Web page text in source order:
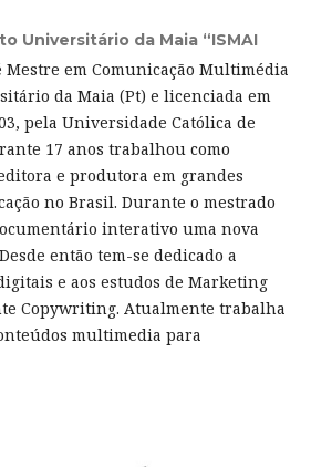
Universitário da Maia “ISMAI
Mestre em Comunicação Multimédia
da Maia (Pt) e licenciada em
pela Universidade Católica de
17 anos trabalhou como
e produtora em grandes
no Brasil. Durante o mestrado
interativo uma nova
então tem-se dedicado a
e aos estudos de Marketing
Copywriting. Atualmente trabalha
multimedia para